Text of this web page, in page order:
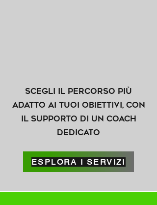
Scegli il percorso più
adatto ai tuoi obiettivi, con
il supporto di un coach
dedicato
ESPLORA I SERVIZI